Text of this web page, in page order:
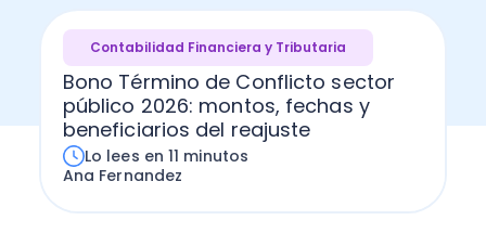
Contabilidad Financiera y Tributaria
Bono Término de Conflicto sector
público 2026: montos, fechas y
beneficiarios del reajuste
Lo lees en 11 minutos
Ana Fernandez